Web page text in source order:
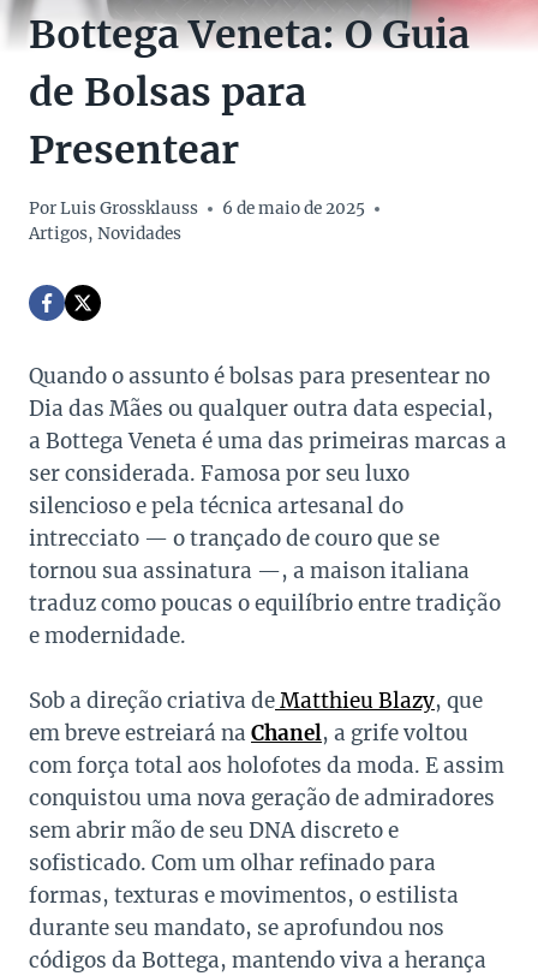
Bottega Veneta: O Guia
de Bolsas para
Presentear
PorLuis Grossklauss
6 de maio de 2025
Artigos, Novidades
Quando o assunto é bolsas para presentear no
Dia das Mães ou qualquer outra data especial,
a Bottega Veneta é uma das primeiras marcas a
ser considerada. Famosa por seu luxo
silencioso e pela técnica artesanal do
intrecciato — o trançado de couro que se
tornou sua assinatura —, a maison italiana
traduz como poucas o equilíbrio entre tradição
e modernidade.
Sob a direção criativa deMatthieu Blazy, que
em breve estreiará na Chanel, a grife voltou
com força total aos holofotes da moda. E assim
conquistou uma nova geração de admiradores
sem abrir mão de seu DNA discreto e
sofisticado. Com um olhar refinado para
formas, texturas e movimentos, o estilista
durante seu mandato, se aprofundou nos
códigos da Bottega, mantendo viva a herança